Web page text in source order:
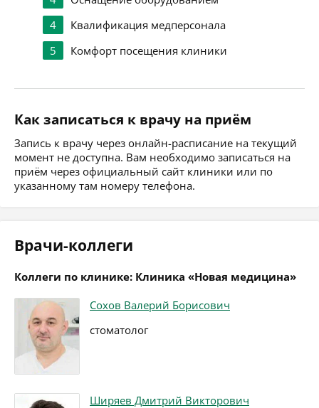
4
Квалификация медперсонала
5
Комфорт посещения клиники
Как записаться к врачу на приём
Запись к врачу через онлайн-расписание на текущий
момент не доступна. Вам необходимо записаться на
приём через официальный сайт клиники или по
указанному там номеру телефона.
Врачи-коллеги
Коллеги по клинике: Клиника «Новая медицина»
Сохов Валерий Борисович
стоматолог
Ширяев Дмитрий Викторович